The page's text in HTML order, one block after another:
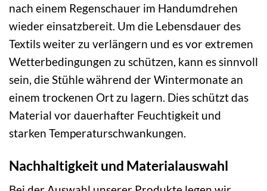
nach einem Regenschauer im Handumdrehen
wieder einsatzbereit. Um die Lebensdauer des
Textils weiter zu verlängern und es vor extremen
Wetterbedingungen zu schützen, kann es sinnvoll
sein, die Stühle während der Wintermonate an
einem trockenen Ort zu lagern. Dies schützt das
Material vor dauerhafter Feuchtigkeit und
starken Temperaturschwankungen.
Nachhaltigkeit und Materialauswahl